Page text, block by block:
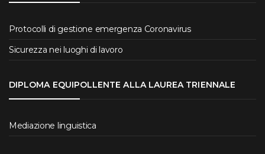
Protocolli di gestione emergenza Coronavirus
Sicurezza nei luoghi di lavoro
DIPLOMA EQUIPOLLENTE ALLA LAUREA TRIENNALE
Mediazione linguistica